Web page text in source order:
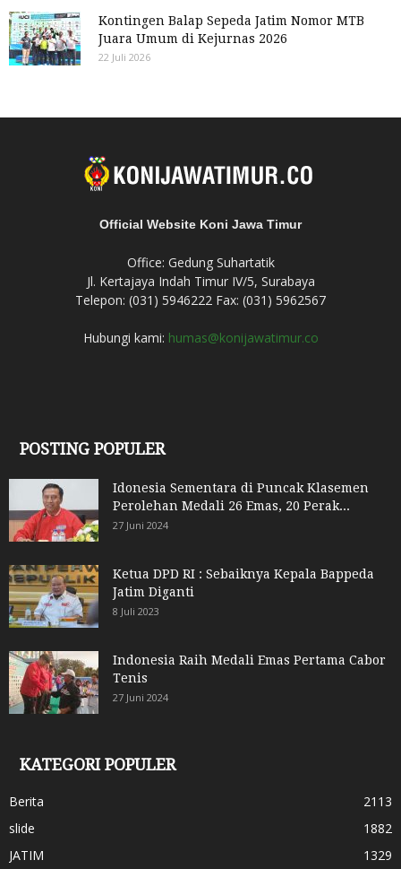
Kontingen Balap Sepeda Jatim Nomor MTB
Juara Umum di Kejurnas 2026
22 Juli 2026
Official Website Koni Jawa Timur
Office: Gedung Suhartatik
Jl. Kertajaya Indah Timur IV/5, Surabaya
Telepon: (031) 5946222 Fax: (031) 5962567
Hubungi kami: humas@konijawatimur.co
POSTING POPULER
Idonesia Sementara di Puncak Klasemen
Perolehan Medali 26 Emas, 20 Perak...
27 Juni 2024
Ketua DPD RI : Sebaiknya Kepala Bappeda
Jatim Diganti
8 Juli 2023
Indonesia Raih Medali Emas Pertama Cabor
Tenis
27 Juni 2024
KATEGORI POPULER
Berita
2113
slide
1882
JATIM
1329